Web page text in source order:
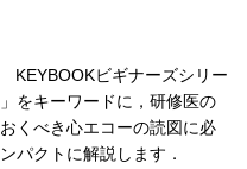
KEYBOOKビギナーズシリー
をキーワードに，研修医の
くべき心エコーの読図に必
パクトに解説します．